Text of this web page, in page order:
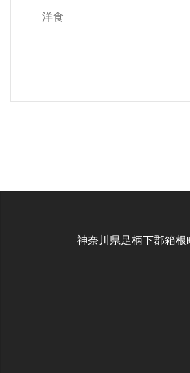
洋食
神奈川県足柄下郡箱